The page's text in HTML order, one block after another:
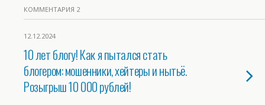
КОММЕНТАРИЯ 2
12.12.2024
10 лет блогу! Как я пытался стать
блогером: мошенники, хейтеры и нытьё.
Розыгрыш 10 000 рублей!